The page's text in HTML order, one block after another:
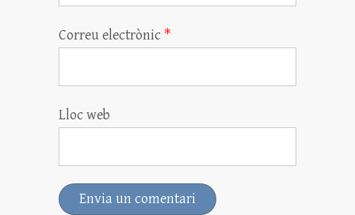
Correu electrònic *
Lloc web